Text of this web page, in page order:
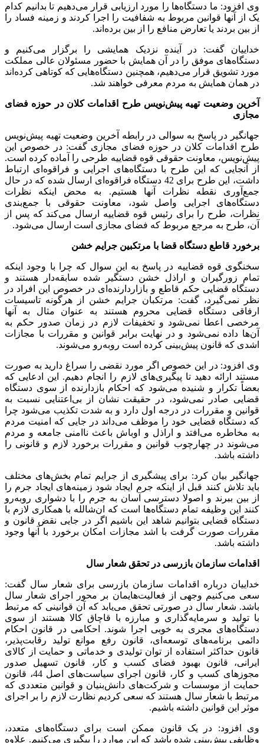
وی افزود: ما دستگاه‌ها را مورد ارزیابی قرار می‌دهیم تا بدانیم کدام
یک از آنها قوانین مربوط به شفافیت را اجرا کردند و زمینه فساد را
از بین بردند یا تعارض منافع را از بین برده‌اند.
خداییان گفت: در آینده نزدیک همایشی را برگزار می‌کنیم و
دستگاه‌های موفق را در آن همایش با حضور مسئولان عالی مملکت
مورد تشویق قرار می‌دهیم، همچنین دستگاه‌هایی که کوتاهی کرده‌اند
در همان همایش به مردم معرفی خواهند شد.
آخرین وضعیت تهیه پیش‌نویس طرح اقدامات کلان در حوزه فضای
مجازی
جهانگیر در پاسخ به سوالی در رابطه آخرین وضعیت تهیه پیش‌نویس
طرح اقدامات کلان در حوزه فضای مجازی گفت: در خصوص این
پیش‌نویس، معاونت حقوقی قوه قضاییه طرحی را آماده کرده است.
از آنجایی که این طرح با دستگاه‌های اجرایی و فراقوه‌ای ارتباط
داشت، این طرح برای 42 دستگاه فراقوه‌ای ارسال شده که در حال
جمع‌آوری نقطه نظرات آنها هستیم. به محض اینکه نظرات
دستگاه‌های اجرایی واصل شود، معاونت حقوقی با جمع‌بندی
نظرات، طرح را برای رئیس قوه قضاییه ارسال می‌کند که پس از
آن، طرح به مرجع مربوط که فضای مجازی است ارسال می‌شود.
برخورد قاطع دستگاه قضا با مرتکبین جرایم خشن
سخنگوی قوه قضاییه در پاسخ به این سوال که چرا با وجود اینکه
تمام زورگیران و اراذل خشن دستگیر شده سابقه‌دار هستند و
دستگاه قضایی حکم قاطع و بازاردارنده‌ای در خصوص این افراد در
نظر نمی‌گیرد، گفت: مرتکبان جرایم خشن از هرگونه تاسیسات
ارفاقی دستگاه قضایی محروم هستند به عنوان مثال به آنها
مرخصی اعطا نمی‌شود و تخفیفات لازم در زمان صدور حکم به
آن‌ها داده نمی‌شود و در نهایت برابر قوانین و مقررات با مجازات
اشدی که قانون پیش‌بینی کرده است روبه‌رو می‌شوند.
وی افزود: در این خصوص اگر مورد نقضی را سراغ دارید به صورت
مستند ارائه دهید تا پیگیری‌های لازم را انجام دهیم. این ادعایی که
بعضاً تکرار و شنیده می‌شود که احکام بازدارنده از سوی دستگاه
قضایی صادر نمی‌شود، در حقیقت نشان از بی‌اعتنایی نسبت به
قوانین و مقررات در درجه اول دارد و به شدت تکذیب می‌شود چرا
که دستگاه قضایی خود را موظف می‌داند در جایی که امنیت مردم
به مخاطره می‌افتد و اراذل و اوباش باعث ناامنی جامعه و مردم
می‌شوند در چهارچوب قوانین و مقررات برخورد لازم و قانونی را
داشته باشد.
جهانگیر بیان کرد: برای پیشگیری از جرایم تمام بخش‌های مختلف
باید تلاش کنند قبل از اینکه جرم ایجاد شود زمینه‌های ایجاد جرم را
از بین ببرند و اصولا دسترسی آسان به جرم را با دشواری روبه‌رو
کنند این وظیفه تمام دستگاه‌ها است که ان‌شالله با همکاری لازم با
دستگاه قضایی بتوانیم شاهد این باشیم اگر در جایی نقض قانون و
مقررات صورت گرفت با اشد مجازات امکان برخورد با آنها وجود
داشته باشد.
اقدامات سازمان بازرسی در تحقق شعار سال
خداییان درباره اقدامات سازمان بازرسی برای شعار سال گفت:
سعی می‌کنیم وجهی از فعالیت‌هایمان بر محور اجرای شعار سال
باشد. شعار سال در صورتی تحقق می‌یابد که آن قوانینی که مرتبط
با تولید و سرمایه‌گذاری و مبارزه با قاچاق کالا هستند از سوی
دستگاه‌های مجری به خوبی اجرا شوند. احکامی در قانون احکام
دائمی برنامه‌های توسعه‌ای، قانون رفع موانع تولید رقابت‌پذیر،
قانون حداکثر استفاده از توان تولیدی و خدماتی و حمایت از کالای
ایرانی، قانون بهبود فضای کسب و کار، قانون تسهیل صدور
مجوز‌های کسب و کار، قانون اجرای سیاست‌های اصل 44، قانون
حمایت از موسسات و شرکت‌های دانش‌بنیان و قوانین متعددی که
مرتبط با شعار سال هستند که سعی کردیم نظارت لازم را بر اجرای
موثر این قوانین داشته باشیم.
وی افزود: در یک قانون ممکن است برای دستگاه‌های متعدد،
وظایفی پیش‌بینی شده باشد که این موارد را پیگیری می‌کنیم. علاوه